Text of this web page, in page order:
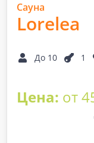
Сауна
Lorelea
До 10 1
Цена: от